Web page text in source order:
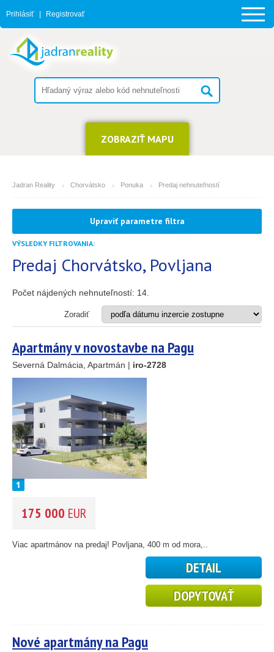
Prihlásiť Registrovať
ZOBRAZIŤ MAPU
Jadran Reality Chorvátsko Ponuka Predaj nehnuteľností
MESTO
(môžete vybrať viacej položiek)
Apartmán
Dom
Dom s apartmánmi
Investičný projekt
Stavebný pozemok
OD MORA DO(m)
OBLASŤ
(môžete vybrať viacej položiek)
Istria (3)
Južná Dalmácia
CENA(vyberte rozsah)
Upraviť parametre filtra
VÝSLEDKY FILTROVANIA:
Predaj Chorvátsko, Povljana
Počet nájdených nehnuteľností: 14
Zoradiť
Apartmány v novostavbe na Pagu
Severná Dalmácia, Apartmán | iro-2728
175 000 EUR
Viac apartmánov na predaj! Povljana, 400 m od mora,..
DETAIL
DOPYTOVAŤ
Nové apartmány na Pagu